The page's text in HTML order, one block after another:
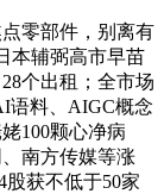
零部件，别离有
本辅弼高市早苗
个出租；全市场
语料、AIGC概念
100颗心净病
南方传媒等涨
获不低于50家